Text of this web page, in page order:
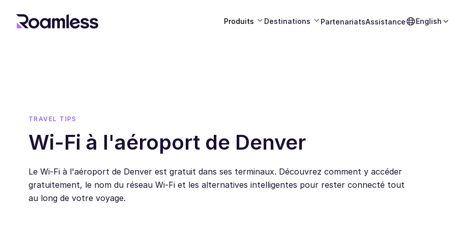
Produits Destinations PartenariatsAssistance English
TRAVEL TIPS
Wi-Fi à l'aéroport de Denver
Le Wi-Fi à l'aéroport de Denver est gratuit dans ses terminaux. Découvrez comment y accéder
gratuitement, le nom du réseau Wi-Fi et les alternatives intelligentes pour rester connecté tout
au long de votre voyage.